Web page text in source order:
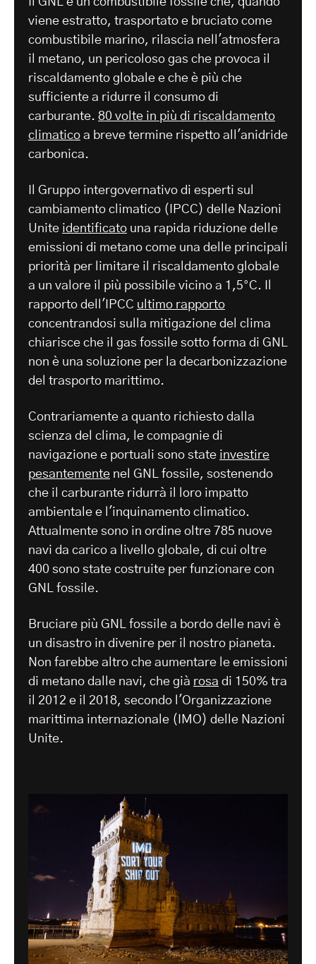
viene estratto, trasportato e bruciato come
combustibile marino, rilascia nell'atmosfera
il metano, un pericoloso gas che provoca il
riscaldamento globale e che è più che
sufficiente a ridurre il consumo di
carburante. 80 volte in più di riscaldamento
climatico a breve termine rispetto all'anidride
carbonica.
Il Gruppo intergovernativo di esperti sul
cambiamento climatico (IPCC) delle Nazioni
Unite identificato una rapida riduzione delle
emissioni di metano come una delle principali
priorità per limitare il riscaldamento globale
a un valore il più possibile vicino a 1,5°C. Il
rapporto dell'IPCC ultimo rapporto
concentrandosi sulla mitigazione del clima
chiarisce che il gas fossile sotto forma di GNL
non è una soluzione per la decarbonizzazione
del trasporto marittimo.
Contrariamente a quanto richiesto dalla
scienza del clima, le compagnie di
navigazione e portuali sono state investire
pesantemente nel GNL fossile, sostenendo
che il carburante ridurrà il loro impatto
ambientale e l'inquinamento climatico.
Attualmente sono in ordine oltre 785 nuove
navi da carico a livello globale, di cui oltre
400 sono state costruite per funzionare con
GNL fossile.
Bruciare più GNL fossile a bordo delle navi è
un disastro in divenire per il nostro pianeta.
Non farebbe altro che aumentare le emissioni
di metano dalle navi, che già rosa di 150% tra
il 2012 e il 2018, secondo l'Organizzazione
marittima internazionale (IMO) delle Nazioni
Unite.